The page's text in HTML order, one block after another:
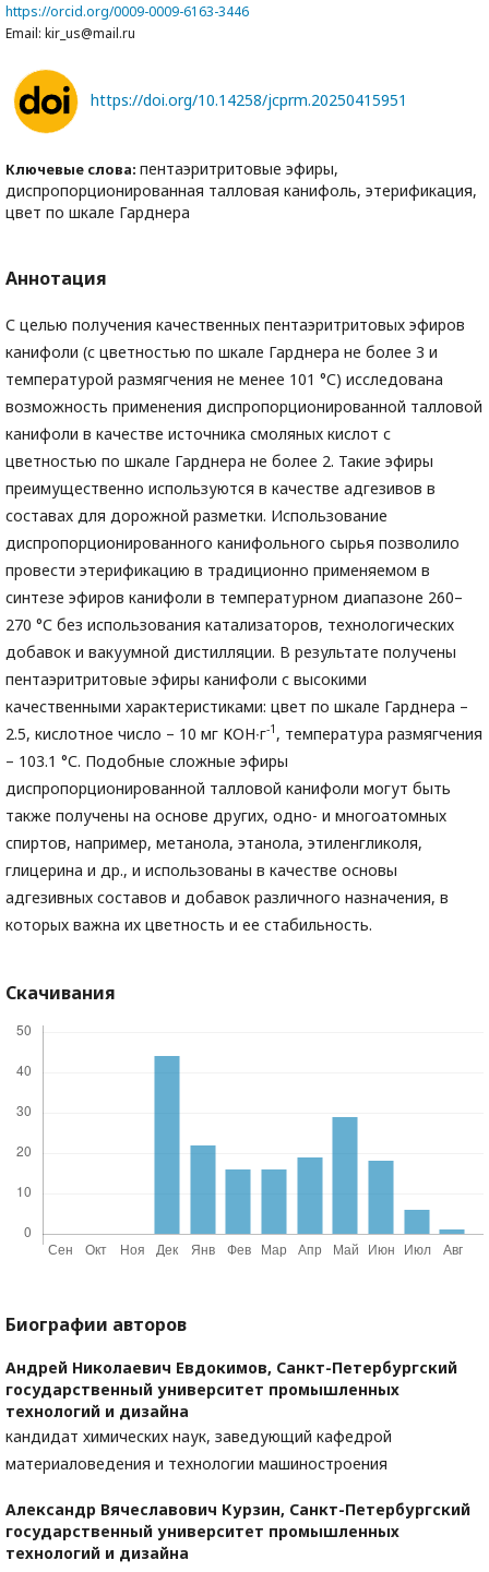
https://orcid.org/0009-0009-6163-3446
Email: kir_us@mail.ru
https://doi.org/10.14258/jcprm.20250415951
Ключевые слова: пентаэритритовые эфиры,
диспропорционированная талловая канифоль, этерификация,
цвет по шкале Гарднера
Аннотация
С целью получения качественных пентаэритритовых эфиров
канифоли (с цветностью по шкале Гарднера не более 3 и
температурой размягчения не менее 101 °С) исследована
возможность применения диспропорционированной талловой
канифоли в качестве источника смоляных кислот с
цветностью по шкале Гарднера не более 2. Такие эфиры
преимущественно используются в качестве адгезивов в
составах для дорожной разметки. Использование
диспропорционированного канифольного сырья позволило
провести этерификацию в традиционно применяемом в
синтезе эфиров канифоли в температурном диапазоне 260–
270 °С без использования катализаторов, технологических
добавок и вакуумной дистилляции. В результате получены
пентаэритритовые эфиры канифоли с высокими
качественными характеристиками: цвет по шкале Гарднера –
2.5, кислотное число – 10 мг КОН∙г-1 , температура размягчения
– 103.1 °С. Подобные сложные эфиры
диспропорционированной талловой канифоли могут быть
также получены на основе других, одно- и многоатомных
спиртов, например, метанола, этанола, этиленгликоля,
глицерина и др., и использованы в качестве основы
адгезивных составов и добавок различного назначения, в
которых важна их цветность и ее стабильность.
Скачивания
Биографии авторов
Андрей Николаевич Евдокимов, Санкт-Петербургский
государственный университет промышленных
технологий и дизайна
кандидат химических наук, заведующий кафедрой
материаловедения и технологии машиностроения
Александр Вячеславович Курзин, Санкт-Петербургский
государственный университет промышленных
технологий и дизайна